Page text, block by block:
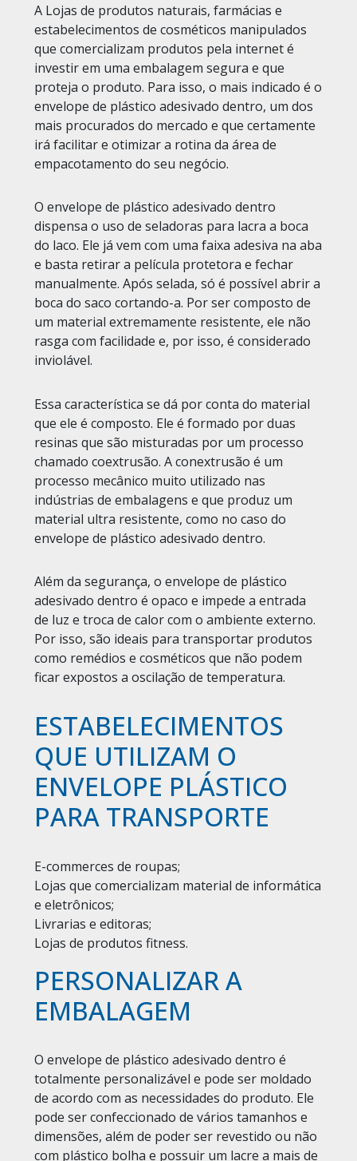
A Lojas de produtos naturais, farmácias e
estabelecimentos de cosméticos manipulados
que comercializam produtos pela internet é
investir em uma embalagem segura e que
proteja o produto. Para isso, o mais indicado é o
envelope de plástico adesivado dentro, um dos
mais procurados do mercado e que certamente
irá facilitar e otimizar a rotina da área de
empacotamento do seu negócio.
O envelope de plástico adesivado dentro
dispensa o uso de seladoras para lacra a boca
do laco. Ele já vem com uma faixa adesiva na aba
e basta retirar a película protetora e fechar
manualmente. Após selada, só é possível abrir a
boca do saco cortando-a. Por ser composto de
um material extremamente resistente, ele não
rasga com facilidade e, por isso, é considerado
inviolável.
Essa característica se dá por conta do material
que ele é composto. Ele é formado por duas
resinas que são misturadas por um processo
chamado coextrusão. A conextrusão é um
processo mecânico muito utilizado nas
indústrias de embalagens e que produz um
material ultra resistente, como no caso do
envelope de plástico adesivado dentro.
Além da segurança, o envelope de plástico
adesivado dentro é opaco e impede a entrada
de luz e troca de calor com o ambiente externo.
Por isso, são ideais para transportar produtos
como remédios e cosméticos que não podem
ficar expostos a oscilação de temperatura.
ESTABELECIMENTOS
QUE UTILIZAM O
ENVELOPE PLÁSTICO
PARA TRANSPORTE
E-commerces de roupas;
Lojas que comercializam material de informática
e eletrônicos;
Livrarias e editoras;
Lojas de produtos fitness.
PERSONALIZAR A
EMBALAGEM
O envelope de plástico adesivado dentro é
totalmente personalizável e pode ser moldado
de acordo com as necessidades do produto. Ele
pode ser confeccionado de vários tamanhos e
dimensões, além de poder ser revestido ou não
com plástico bolha e possuir um lacre a mais de